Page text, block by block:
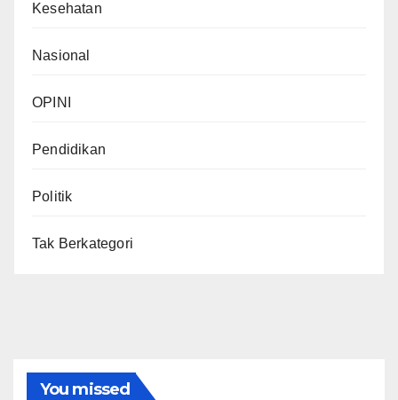
Kesehatan
Nasional
OPINI
Pendidikan
Politik
Tak Berkategori
You missed